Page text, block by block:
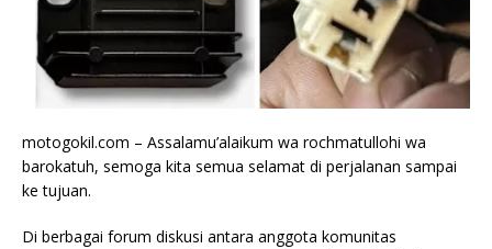
motogokil.com – Assalamu’alaikum wa rochmatullohi wa
barokatuh, semoga kita semua selamat di perjalanan sampai
ke tujuan.
Di berbagai forum diskusi antara anggota komunitas